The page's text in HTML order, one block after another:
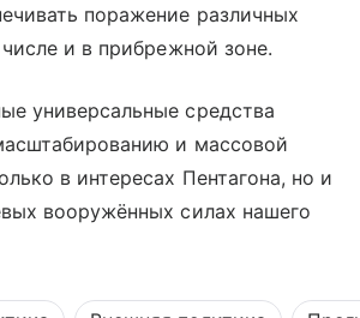
поражение различных
и в прибрежной зоне.
универсальные средства
и массовой
в интересах Пентагона, но и
вооружённых силах нашего